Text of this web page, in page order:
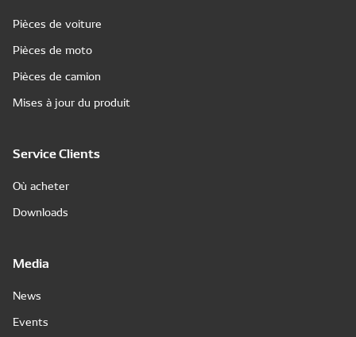
Pièces de voiture
Pièces de moto
Pièces de camion
Mises à jour du produit
Service Clients
Où acheter
Downloads
Media
News
Events